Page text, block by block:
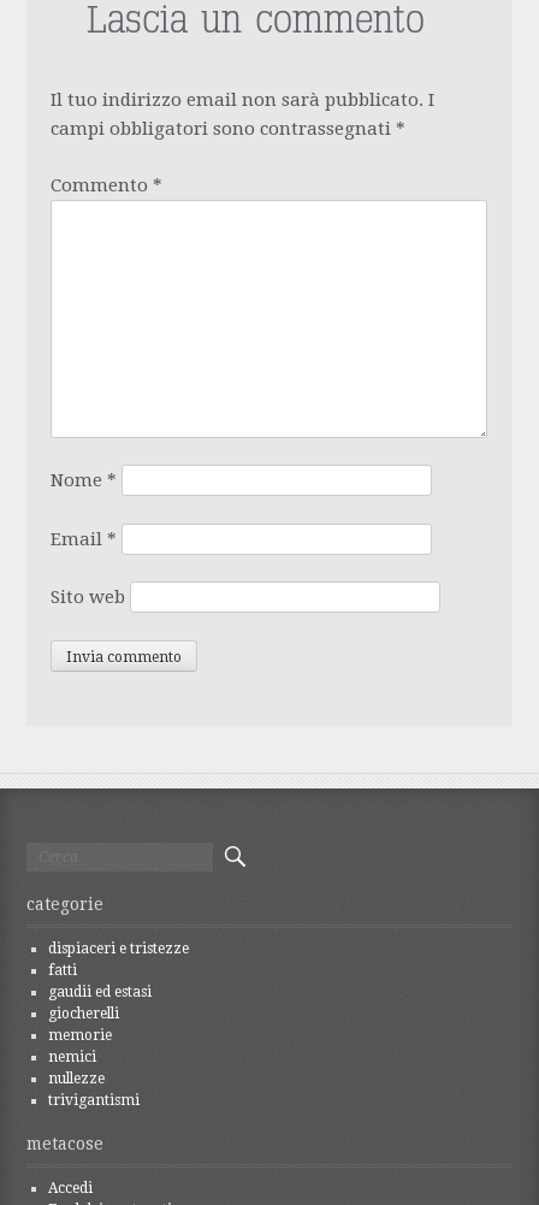
Lascia un commento
Il tuo indirizzo email non sarà pubblicato. I
campi obbligatori sono contrassegnati *
Commento *
Nome *
Email *
Sito web
per:
categorie
dispiaceri e tristezze
fatti
gaudii ed estasi
giocherelli
memorie
nemici
nullezze
trivigantismi
metacose
Accedi